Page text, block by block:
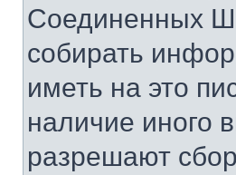
Соединенных
собирать
иметь на это
наличие иного
разрешают